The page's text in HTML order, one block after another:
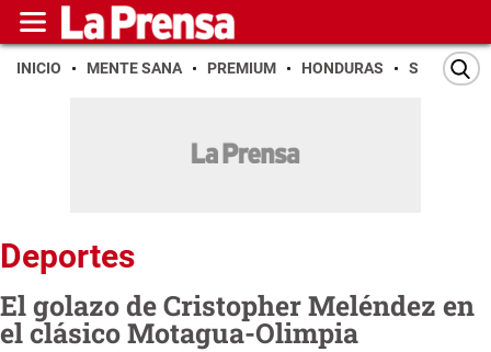
INICIO MENTE SANA PREMIUM HONDURAS SAN PEDRO
Deportes
El golazo de Cristopher Meléndez en
el clásico Motagua-Olimpia